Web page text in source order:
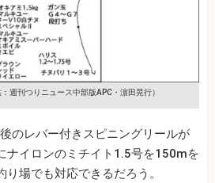
：週刊つりニュース中部版APC・濵田晃行）
のレバー付きスピニングリールが
ナイロンのミチイト1.5号を150mを
場でも対応できるだろう。